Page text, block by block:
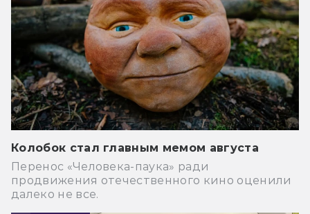
Колобок стал главным мемом августа
Перенос «Человека-паука» ради
продвижения отечественного кино оценили
далеко не все.